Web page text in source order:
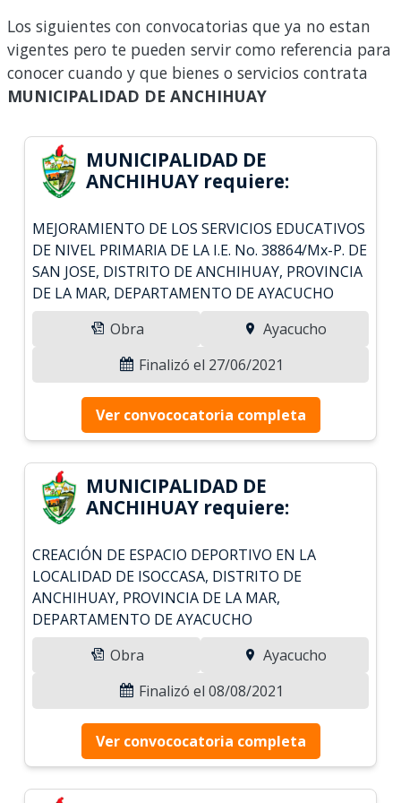
Los siguientes con convocatorias que ya no estan
vigentes pero te pueden servir como referencia para
conocer cuando y que bienes o servicios contrata
MUNICIPALIDAD DE ANCHIHUAY
MUNICIPALIDAD DE
ANCHIHUAY requiere:
MEJORAMIENTO DE LOS SERVICIOS EDUCATIVOS
DE NIVEL PRIMARIA DE LA I.E. No. 38864/Mx-P. DE
SAN JOSE, DISTRITO DE ANCHIHUAY, PROVINCIA
DE LA MAR, DEPARTAMENTO DE AYACUCHO
Obra
Ayacucho
Finalizó el 27/06/2021
Ver convococatoria completa
MUNICIPALIDAD DE
ANCHIHUAY requiere:
CREACIÓN DE ESPACIO DEPORTIVO EN LA
LOCALIDAD DE ISOCCASA, DISTRITO DE
ANCHIHUAY, PROVINCIA DE LA MAR,
DEPARTAMENTO DE AYACUCHO
Obra
Ayacucho
Finalizó el 08/08/2021
Ver convococatoria completa